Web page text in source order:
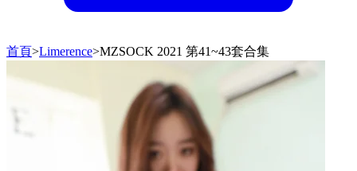
首頁>Limerence>MZSOCK 2021 第41~43套合集